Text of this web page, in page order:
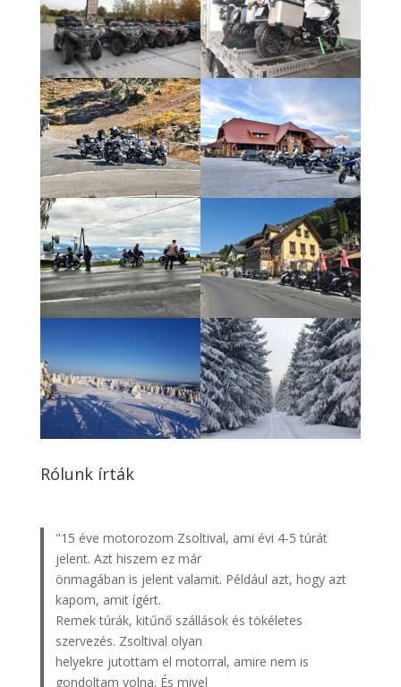
Rólunk írták
"15 éve motorozom Zsoltival, ami évi 4-5 túrát
jelent. Azt hiszem ez már
önmagában is jelent valamit. Például azt, hogy azt
kapom, amit ígért.
Remek túrák, kitűnő szállások és tökéletes
szervezés. Zsoltival olyan
helyekre jutottam el motorral, amire nem is
gondoltam volna. És mivel